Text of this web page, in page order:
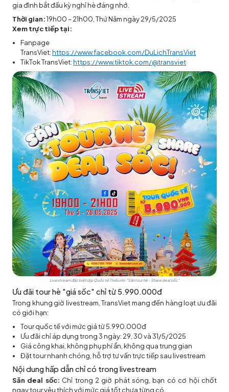
gia đình bắt đầu kỳ nghỉ hè đáng nhớ.
Thời gian:19h00 – 21h00, Thứ Năm ngày 29/5/2025
Xem trực tiếp tại:
Fanpage
TransViet:https://www.facebook.com/DuLichTransViet
TikTok TransViet:https://www.tiktok.com/@transviet
Livestream đặc biệt dịp Quốc tế Thiếu nhi: "Săn tour hè - Share deal sốc"
Ưu đãi tour hè "giá sốc" chỉ từ 5.990.000đ
Trong khung giờ livestream, TransViet mang đến hàng loạt ưu đãi
có giới hạn:
Tour quốc tế với mức giá từ 5.990.000đ
Ưu đãi chỉ áp dụng trong 3 ngày: 29, 30 và 31/5/2025
Giá công khai, không phụ phí ẩn, không qua trung gian
Đặt tour nhanh chóng, hỗ trợ tư vấn trực tiếp sau livestream
Nội dung hấp dẫn chỉ có trong livestream
Săn deal sốc: Chỉ trong 2 giờ phát sóng, bạn có cơ hội chốt
ngay tour yêu thích với mức giá tốt chưa từng có.